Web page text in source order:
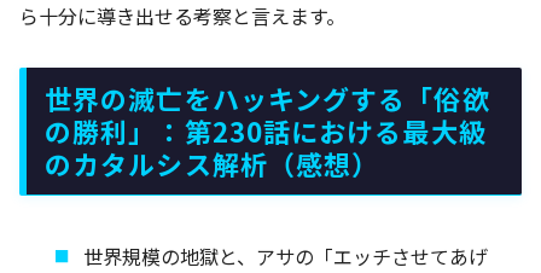
ら十分に導き出せる考察と言えます。
世界の滅亡をハッキングする「俗欲
の勝利」：第230話における最大級
のカタルシス解析（感想）
世界規模の地獄と、アサの「エッチさせてあげ